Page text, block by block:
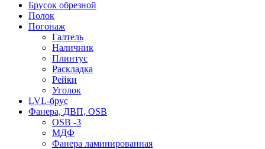
Брусок обрезной
Полок
Погонаж
Галтель
Наличник
Плинтус
Раскладка
Рейки
Уголок
LVL-брус
Фанера, ДВП, OSB
OSB -3
МДФ
Фанера ламинированная